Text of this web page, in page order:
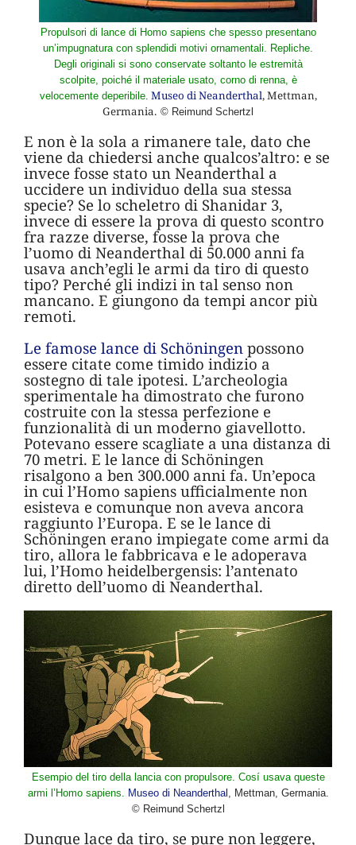
Propulsori di lance di Homo sapiens che spesso presentano
un’impugnatura con splendidi motivi ornamentali. Repliche.
Degli originali si sono conservate soltanto le estremità
scolpite, poiché il materiale usato, corno di renna, è
velocemente deperibile. Museo di Neanderthal, Mettman,
Germania. © Reimund Schertzl
E non è la sola a rimanere tale, dato che
viene da chiedersi anche qualcos’altro: e se
invece fosse stato un Neanderthal a
uccidere un individuo della sua stessa
specie? Se lo scheletro di Shanidar 3,
invece di essere la prova di questo scontro
fra razze diverse, fosse la prova che
l’uomo di Neanderthal di 50.000 anni fa
usava anch’egli le armi da tiro di questo
tipo? Perché gli indizi in tal senso non
mancano. E giungono da tempi ancor più
remoti.
Le famose lance di Schöningen possono
essere citate come timido indizio a
sostegno di tale ipotesi. L’archeologia
sperimentale ha dimostrato che furono
costruite con la stessa perfezione e
funzionalità di un moderno giavellotto.
Potevano essere scagliate a una distanza di
70 metri. E le lance di Schöningen
risalgono a ben 300.000 anni fa. Un’epoca
in cui l’Homo sapiens ufficialmente non
esisteva e comunque non aveva ancora
raggiunto l’Europa. E se le lance di
Schöningen erano impiegate come armi da
tiro, allora le fabbricava e le adoperava
lui, l’Homo heidelbergensis: l’antenato
diretto dell’uomo di Neanderthal.
Esempio del tiro della lancia con propulsore. Cosí usava queste
armi l’Homo sapiens. Museo di Neanderthal , Mettman, Germania.
© Reimund Schertzl
Dunque lace da tiro, se pure non leggere,